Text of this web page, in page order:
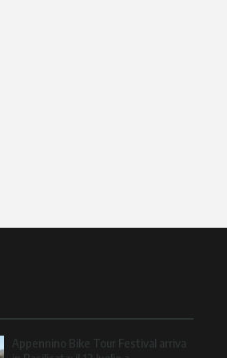
Appennino Bike Tour Festival arriva